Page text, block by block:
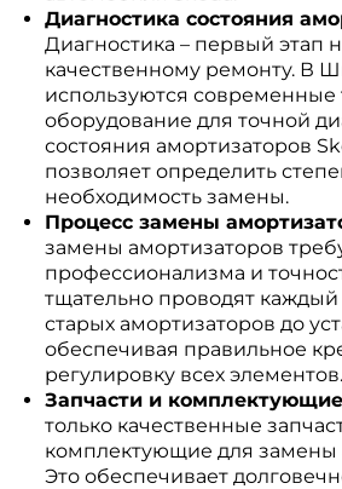
Диагностика состояния
Диагностика – первый этап
качественному ремонту. В
используются современные
оборудование для точной
состояния амортизаторов
позволяет определить
необходимость замены.
Процесс замены
замены амортизаторов
профессионализма и
тщательно проводят каждый
старых амортизаторов до
обеспечивая правильное
регулировку всех элементов.
Запчасти и комплектующие
только качественные
комплектующие для замены
Это обеспечивает